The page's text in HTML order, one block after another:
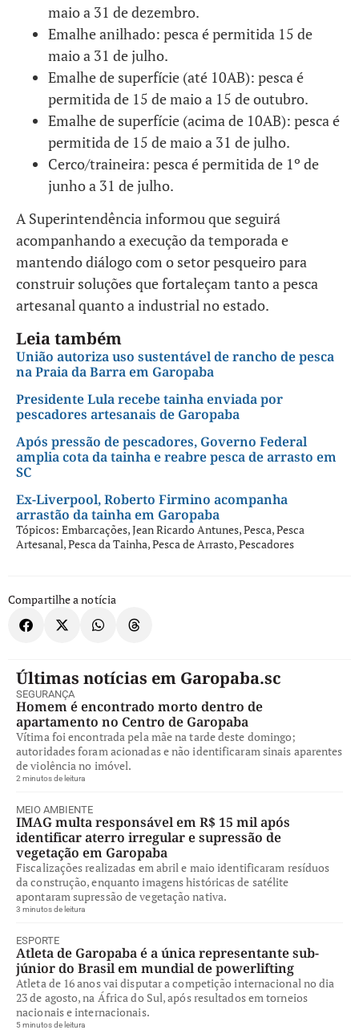
maio a 31 de dezembro.
Emalhe anilhado: pesca é permitida 15 de
maio a 31 de julho.
Emalhe de superfície (até 10AB): pesca é
permitida de 15 de maio a 15 de outubro.
Emalhe de superfície (acima de 10AB): pesca é
permitida de 15 de maio a 31 de julho.
Cerco/traineira: pesca é permitida de 1º de
junho a 31 de julho.
A Superintendência informou que seguirá
acompanhando a execução da temporada e
mantendo diálogo com o setor pesqueiro para
construir soluções que fortaleçam tanto a pesca
artesanal quanto a industrial no estado.
Leia também
União autoriza uso sustentável de rancho de pesca
na Praia da Barra em Garopaba
Presidente Lula recebe tainha enviada por
pescadores artesanais de Garopaba
Após pressão de pescadores, Governo Federal
amplia cota da tainha e reabre pesca de arrasto em
SC
Ex-Liverpool, Roberto Firmino acompanha
arrastão da tainha em Garopaba
Tópicos: Embarcações,Jean Ricardo Antunes,Pesca,Pesca
Artesanal,Pesca da Tainha,Pesca de Arrasto,Pescadores
Compartilhe a notícia
Últimas notícias em Garopaba.sc
SEGURANÇA
Homem é encontrado morto dentro de
apartamento no Centro de Garopaba
Vítima foi encontrada pela mãe na tarde deste domingo;
autoridades foram acionadas e não identificaram sinais aparentes
de violência no imóvel.
2 minutos de leitura
MEIO AMBIENTE
IMAG multa responsável em R$ 15 mil após
identificar aterro irregular e supressão de
vegetação em Garopaba
Fiscalizações realizadas em abril e maio identificaram resíduos
da construção, enquanto imagens históricas de satélite
apontaram supressão de vegetação nativa.
3 minutos de leitura
ESPORTE
Atleta de Garopaba é a única representante sub-
júnior do Brasil em mundial de powerlifting
Atleta de 16 anos vai disputar a competição internacional no dia
23 de agosto, na África do Sul, após resultados em torneios
nacionais e internacionais.
5 minutos de leitura